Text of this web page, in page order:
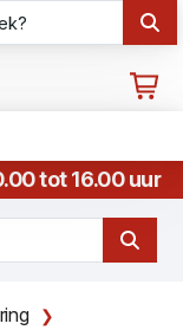
tot 16.00 uur